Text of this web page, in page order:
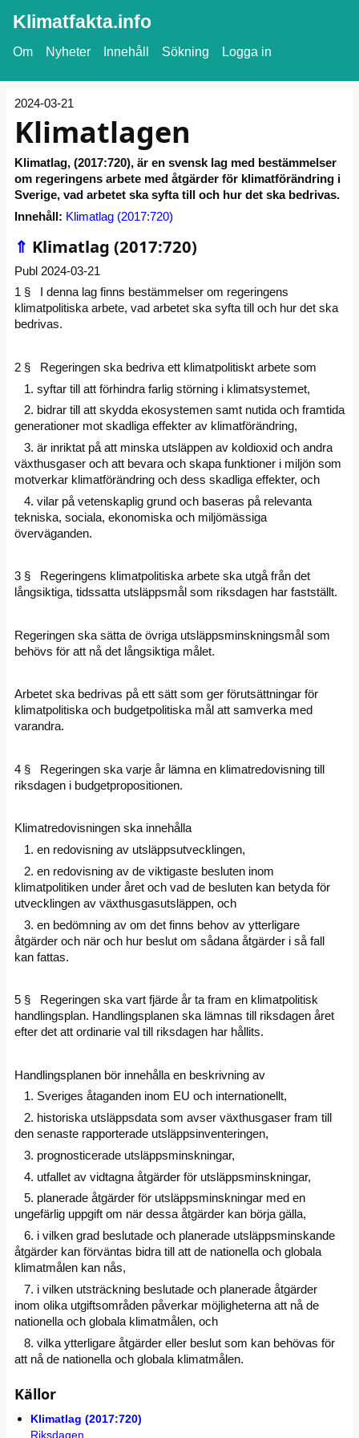
Klimatfakta.info
Om Nyheter Innehåll Sökning Logga in
2024-03-21
Klimatlagen
Klimatlag, (2017:720), är en svensk lag med bestämmelser
om regeringens arbete med åtgärder för klimatförändring i
Sverige, vad arbetet ska syfta till och hur det ska bedrivas.
Innehåll: Klimatlag (2017:720)
⇑ Klimatlag (2017:720)
Publ 2024-03-21
1 § I denna lag finns bestämmelser om regeringens
klimatpolitiska arbete, vad arbetet ska syfta till och hur det ska
bedrivas.
2 § Regeringen ska bedriva ett klimatpolitiskt arbete som
1. syftar till att förhindra farlig störning i klimatsystemet,
2. bidrar till att skydda ekosystemen samt nutida och framtida
generationer mot skadliga effekter av klimatförändring,
3. är inriktat på att minska utsläppen av koldioxid och andra
växthusgaser och att bevara och skapa funktioner i miljön som
motverkar klimatförändring och dess skadliga effekter, och
4. vilar på vetenskaplig grund och baseras på relevanta
tekniska, sociala, ekonomiska och miljömässiga
överväganden.
3 § Regeringens klimatpolitiska arbete ska utgå från det
långsiktiga, tidssatta utsläppsmål som riksdagen har fastställt.
Regeringen ska sätta de övriga utsläppsminskningsmål som
behövs för att nå det långsiktiga målet.
Arbetet ska bedrivas på ett sätt som ger förutsättningar för
klimatpolitiska och budgetpolitiska mål att samverka med
varandra.
4 § Regeringen ska varje år lämna en klimatredovisning till
riksdagen i budgetpropositionen.
Klimatredovisningen ska innehålla
1. en redovisning av utsläppsutvecklingen,
2. en redovisning av de viktigaste besluten inom
klimatpolitiken under året och vad de besluten kan betyda för
utvecklingen av växthusgasutsläppen, och
3. en bedömning av om det finns behov av ytterligare
åtgärder och när och hur beslut om sådana åtgärder i så fall
kan fattas.
5 § Regeringen ska vart fjärde år ta fram en klimatpolitisk
handlingsplan. Handlingsplanen ska lämnas till riksdagen året
efter det att ordinarie val till riksdagen har hållits.
Handlingsplanen bör innehålla en beskrivning av
1. Sveriges åtaganden inom EU och internationellt,
2. historiska utsläppsdata som avser växthusgaser fram till
den senaste rapporterade utsläppsinventeringen,
3. prognosticerade utsläppsminskningar,
4. utfallet av vidtagna åtgärder för utsläppsminskningar,
5. planerade åtgärder för utsläppsminskningar med en
ungefärlig uppgift om när dessa åtgärder kan börja gälla,
6. i vilken grad beslutade och planerade utsläppsminskande
åtgärder kan förväntas bidra till att de nationella och globala
klimatmålen kan nås,
7. i vilken utsträckning beslutade och planerade åtgärder
inom olika utgiftsområden påverkar möjligheterna att nå de
nationella och globala klimatmålen, och
8. vilka ytterligare åtgärder eller beslut som kan behövas för
att nå de nationella och globala klimatmålen.
Källor
Klimatlag (2017:720)
Riksdagen